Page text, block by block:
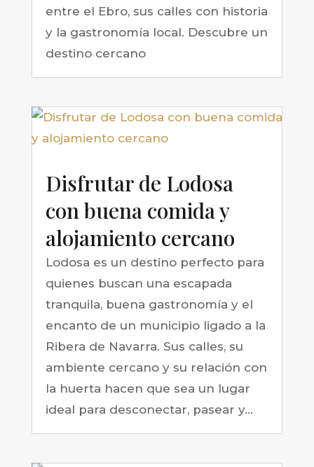
entre el Ebro, sus calles con historia
y la gastronomía local. Descubre un
destino cercano
Disfrutar de Lodosa
con buena comida y
alojamiento cercano
Lodosa es un destino perfecto para
quienes buscan una escapada
tranquila, buena gastronomía y el
encanto de un municipio ligado a la
Ribera de Navarra. Sus calles, su
ambiente cercano y su relación con
la huerta hacen que sea un lugar
ideal para desconectar, pasear y...